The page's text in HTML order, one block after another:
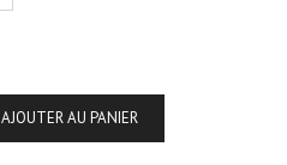
AJOUTER AU PANIER